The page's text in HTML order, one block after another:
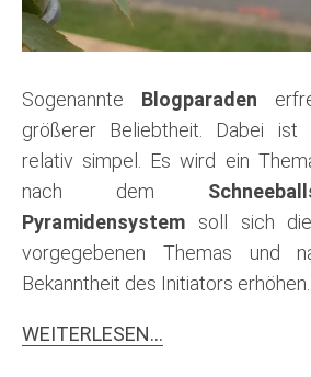
Sogenannte Blogparaden
größerer Beliebtheit. Dabei
relativ simpel. Es wird ein
nach dem
Pyramidensystem soll sich
vorgegebenen Themas und
Bekanntheit des Initiators erhöhen.
WEITERLESEN…